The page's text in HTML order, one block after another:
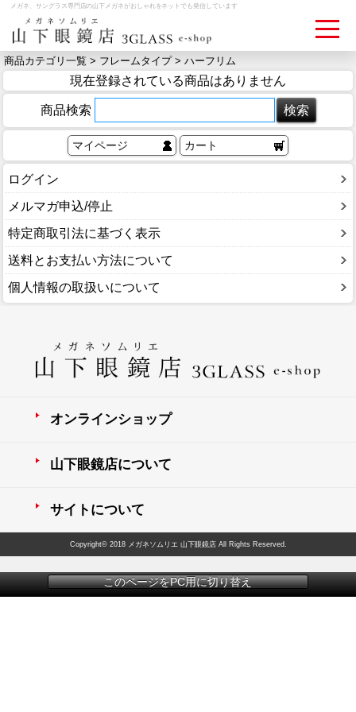
メガネ、サングラス専門店の山下メガネがおしゃれをネットでも発信しています
ログイン お買いものカゴ
お問い合わせ 検眼予約
メディア情報
アクセス
ACCESS
おすすめアイテム
ブログ
会社概要
商品カテゴリ一覧 > フレームタイプ> ハーフリム
現在登録されている商品はありません
商品検索
マイページ カート
ログイン
メルマガ申込/停止
特定商取引法に基づく表示
送料とお支払い方法について
個人情報の取扱いについて
オンラインショップ
山下眼鏡店について
サイトについて
Copyright© 2018 メガネソムリエ 山下眼鏡店 All Rights Reserved.
このページをPC用に切り替え